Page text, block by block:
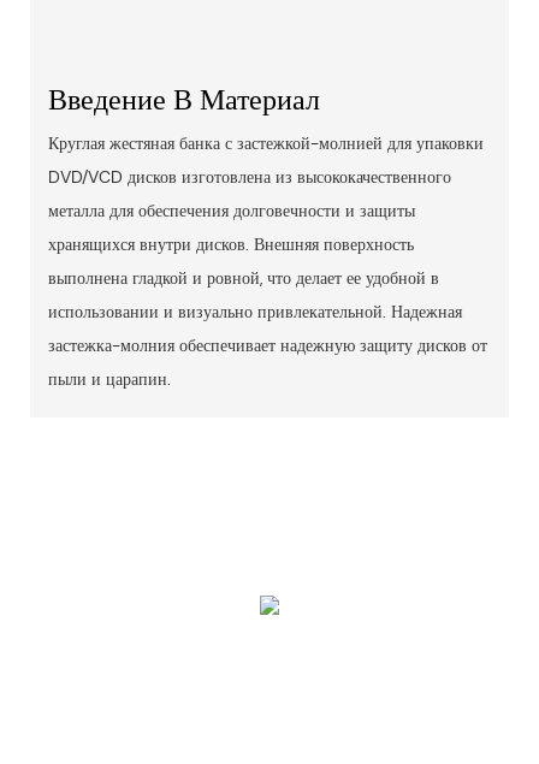
Введение В Материал
Круглая жестяная банка с застежкой-молнией для упаковки
DVD/VCD дисков изготовлена ​​из высококачественного
металла для обеспечения долговечности и защиты
хранящихся внутри дисков. Внешняя поверхность
выполнена гладкой и ровной, что делает ее удобной в
использовании и визуально привлекательной. Надежная
застежка-молния обеспечивает надежную защиту дисков от
пыли и царапин.